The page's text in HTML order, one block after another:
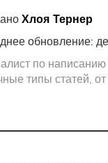
Хлоя Тернер
обновление:
по написанию
типы статей,